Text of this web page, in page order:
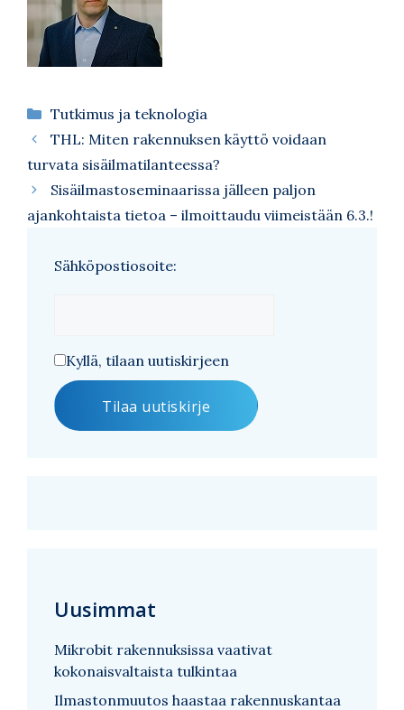
Kategoriat
Tutkimus ja teknologia
THL: Miten rakennuksen käyttö voidaan
turvata sisäilmatilanteessa?
Sisäilmastoseminaarissa jälleen paljon
ajankohtaista tietoa – ilmoittaudu viimeistään 6.3.!
Sähköpostiosoite:
Kyllä, tilaan uutiskirjeen
Uusimmat
Mikrobit rakennuksissa vaativat
kokonaisvaltaista tulkintaa
Ilmastonmuutos haastaa rakennuskantaa